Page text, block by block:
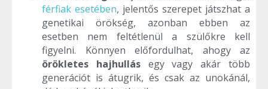
férfiak esetében, jelentős szerepet játszhat a
genetikai örökség, azonban ebben az
esetben nem feltétlenül a szülőkre kell
figyelni. Könnyen előfordulhat, ahogy az
örökletes hajhullásegy vagy akár több
generációt is átugrik, és csak az unokánál,